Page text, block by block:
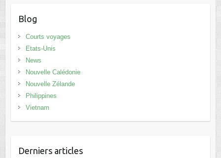
Blog
Courts voyages
Etats-Unis
News
Nouvelle Calédonie
Nouvelle Zélande
Philippines
Vietnam
Derniers articles